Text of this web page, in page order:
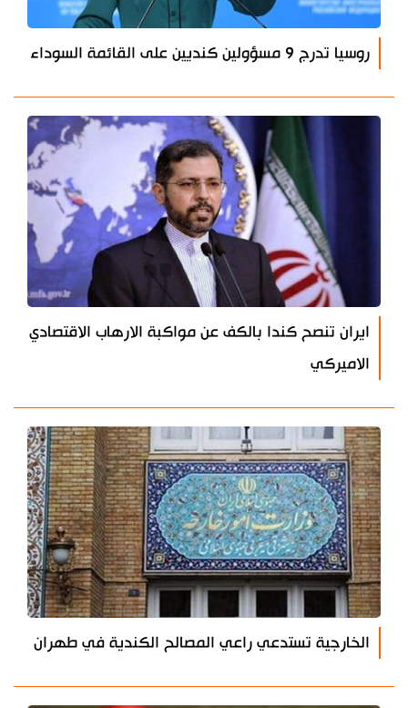
روسيا تدرج 9 مسؤولين كنديين على القائمة السوداء
ايران تنصح كندا بالكف عن مواكبة الارهاب الاقتصادي
الاميركي
الخارجية تستدعي راعي المصالح الكندية في طهران